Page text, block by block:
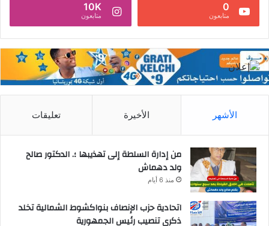
0
متابعون
10K
متابعون
الأشهر الأخيرة تعليقات
من إدارة السلطة إلى تهذيبها ؛. الدكتور صالح
ولد دهماش
منذ 6 أيام
اتحادية حزب الإنصاف بنواكشوط الشمالية تخلد
ذكرى تنصيب رئيس الجمهورية